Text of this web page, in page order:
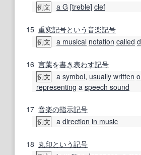
例文 a G [treble] clef
15 重変記号という音楽記号
例文 a musical notation called
16 言葉を書き表わす記号
例文 a symbol, usually written
representing a speech sound
17 音楽の指示記号
例文 a direction in music
18 丸印という記号